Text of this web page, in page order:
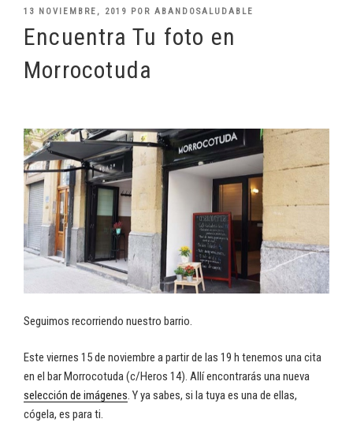
PUBLICADO
13 NOVIEMBRE, 2019 POR ABANDOSALUDABLE
Encuentra Tu foto en
Morrocotuda
Seguimos recorriendo nuestro barrio.
Este viernes 15 de noviembre a partir de las 19 h tenemos una cita
en el bar Morrocotuda (c/Heros 14). Allí encontrarás una nueva
selección de imágenes. Y ya sabes, si la tuya es una de ellas,
cógela, es para ti.